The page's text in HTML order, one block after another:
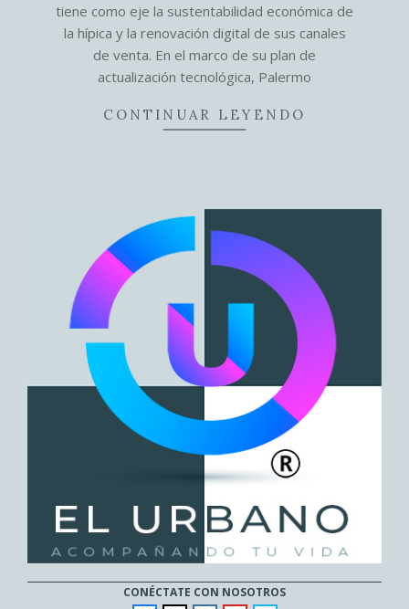
tiene como eje la sustentabilidad económica de
la hípica y la renovación digital de sus canales
de venta. En el marco de su plan de
actualización tecnológica, Palermo
CONTINUAR LEYENDO
CONÉCTATE CON NOSOTROS